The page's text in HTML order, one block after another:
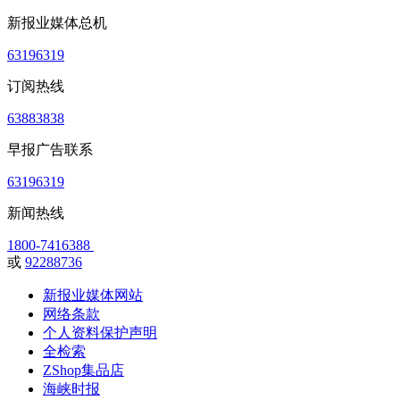
新报业媒体总机
63196319
订阅热线
63883838
早报广告联系
63196319
新闻热线
1800-7416388
或 92288736
新报业媒体网站
网络条款
个人资料保护声明
全检索
ZShop集品店
海峡时报